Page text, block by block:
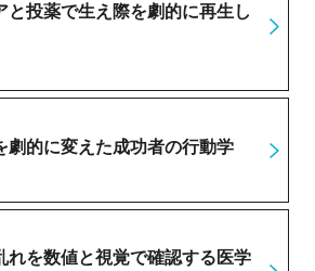
と投薬で生え際を劇的に再生し
劇的に変えた成功者の行動学
れを数値と視覚で確認する医学